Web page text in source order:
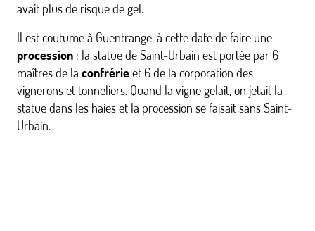
avait plus de risque de gel.
Il est coutume à Guentrange, à cette date de faire une
procession : la statue de Saint-Urbain est portée par 6
maîtres de la confrérieet 6 de la corporation des
vignerons et tonneliers. Quand la vigne gelait, on jetait la
statue dans les haies et la procession se faisait sans Saint-
Urbain.